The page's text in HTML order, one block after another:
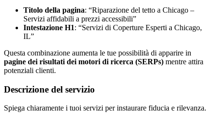
Titolo della pagina: “Riparazione del tetto a Chicago –
Servizi affidabili a prezzi accessibili”
Intestazione H1: “Servizi di Coperture Esperti a Chicago,
IL”
Questa combinazione aumenta le tue possibilità di apparire in
pagine dei risultati dei motori di ricerca (SERPs) mentre attira
potenziali clienti.
Descrizione del servizio
Spiega chiaramente i tuoi servizi per instaurare fiducia e rilevanza.